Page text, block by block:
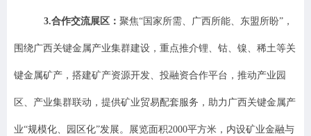
3.合作交流展区： 聚焦“国家所需、广西所能、东盟所盼”，
围绕广西关键金属产业集群建设，重点推介锂、钴、镍、稀土等关
键金属矿产，搭建矿产资源开发、投融资合作平台，推动产业园
区、产业集群联动，提供矿业贸易配套服务， 助力广西关键金属产
业“规模化、园区化”发展 。 展览面积2000平方米，内设矿业金融与